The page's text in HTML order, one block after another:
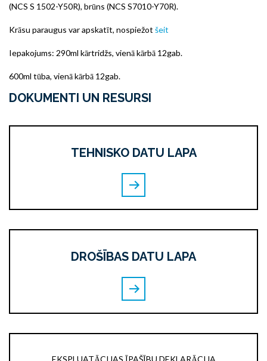
(NCS S 1502-Y50R), brūns (NCS S7010-Y70R).
Krāsu paraugus var apskatīt, nospiežot šeit
Iepakojums: 290ml kārtridžs, vienā kārbā 12gab.
600ml tūba, vienā kārbā 12gab.
DOKUMENTI UN RESURSI
TEHNISKO DATU LAPA
DROŠĪBAS DATU LAPA
EKSPLUATĀCIJAS ĪPAŠĪBU DEKLARĀCIJA